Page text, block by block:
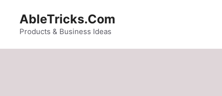
content
AbleTricks.Com
Products & Business Ideas